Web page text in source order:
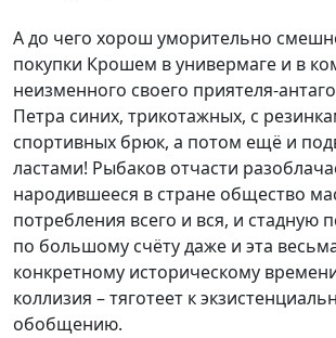
А до чего хорош уморительно
покупки Крошем в универмаге и в
неизменного своего приятеля-
Петра синих, трикотажных, с
спортивных брюк, а потом ещё и
ластами! Рыбаков отчасти
народившееся в стране общество
потребления всего и вся, и стадную
по большому счёту даже и эта
конкретному историческому
коллизия – тяготеет к
обобщению.